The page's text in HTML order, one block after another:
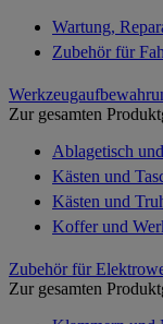
Wartung,
Zubehör für
Zur gesamten
Ablagetisch
Kästen und
Kästen und
Koffer und
Zubehör für
Zur gesamten